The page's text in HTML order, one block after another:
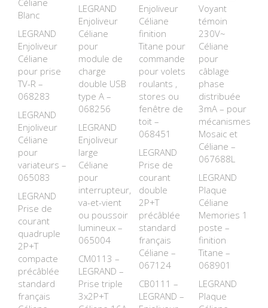
Céliane
Blanc
LEGRAND
Enjoliveur
Céliane
pour prise
TV-R –
068283
LEGRAND
Enjoliveur
Céliane
pour
variateurs –
065083
LEGRAND
Prise de
courant
quadruple
2P+T
compacte
précâblée
standard
français
LEGRAND
Enjoliveur
Céliane
pour
module de
charge
double USB
type A –
068256
LEGRAND
Enjoliveur
large
Céliane
pour
interrupteur,
va-et-vient
ou poussoir
lumineux –
065004
CM0113 –
LEGRAND –
Prise triple
3x2P+T
Enjoliveur
Céliane
finition
Titane pour
commande
pour volets
roulants ,
stores ou
fenêtre de
toit –
068451
LEGRAND
Prise de
courant
double
2P+T
précâblée
standard
français
Céliane –
067124
CB0111 –
LEGRAND –
Voyant
témoin
230V~
Céliane
pour
câblage
phase
distribuée
3mA – pour
mécanismes
Mosaic et
Céliane –
067688L
LEGRAND
Plaque
Céliane
Memories 1
poste –
finition
Titane –
068901
LEGRAND
Plaque